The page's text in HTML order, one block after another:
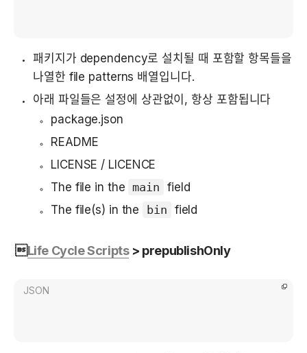
패키지가 dependency로 설치될 때 포함할 항목들을
나열한 file patterns 배열입니다.
아래 파일들은 설정에 상관없이, 항상 포함됩니다
package.json
README
LICENSE / LICENCE
The file in the main field
The file(s) in the
bin field
Life Cycle Scripts > prepublishOnly
JSON